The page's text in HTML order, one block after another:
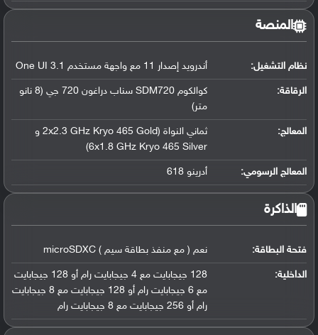
المنصة
نظام التشغيل: أندرويد إصدار 11 مع واجهة مستخدم One UI 3.1
الرقاقة:
كوالكوم SDM720 سناب دراغون 720 جي (8 نانو
متر)
المعالج:
ثماني النواة (2x2.3 GHz Kryo 465 Gold و
6x1.8 GHz Kryo 465 Silver)
المعالج الرسومي: أدرينو 618
الذاكرة
فتحة البطاقة: نعم ( مع منفذ بطاقة سيم ) microSDXC
الداخلية:
128 جيجابايت مع 4 جيجابايت رام أو 128 جيجابايت
مع 6 جيجابايت رام أو 128 جيجابايت مع 8 جيجابايت
رام أو 256 جيجابايت مع 8 جيجابايت رام